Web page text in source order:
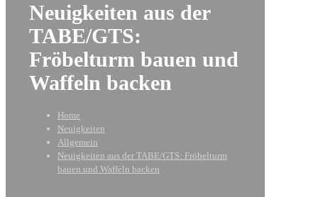
Neuigkeiten aus der
TABE/GTS:
Fröbelturm bauen und
Waffeln backen
Home
Neuigkeiten
Allgemein
Neuigkeiten aus der TABE/GTS: Fröbelturm
bauen und Waffeln backen